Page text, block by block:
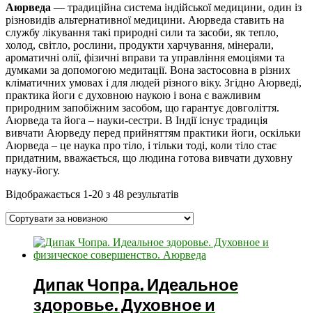
Аюрведа — традиційна система індійської медицини, один із
різновидів альтернативної медицини. Аюрведа ставить на
службу лікування такі природні сили та засоби, як тепло,
холод, світло, рослини, продукти харчування, мінерали,
ароматичні олії, фізичні вправи та управління емоціями та
думками за допомогою медитації. Вона застосовна в різних
кліматичних умовах і для людей різного віку. Згідно Аюрведі,
практика йоги є духовною наукою і вона є важливим
природним запобіжним засобом, що гарантує довголіття.
Аюрведа та йога – науки-сестри. В Індії існує традиція
вивчати Аюрведу перед прийняттям практики йоги, оскільки
Аюрведа – це наука про тіло, і тільки тоді, коли тіло стає
придатним, вважається, що людина готова вивчати духовну
науку-йогу.
Відображається 1-20 з 48 результатів
Дипак Чопра. Идеальное
здоровье. Духовное и